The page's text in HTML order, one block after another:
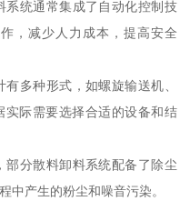
统通常集成了自动化控制技
，减少人力成本，提高安全
多种形式，如螺旋输送机、
实际需要选择合适的设备和结
分散料卸料系统配备了除尘
中产生的粉尘和噪音污染。